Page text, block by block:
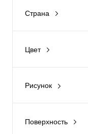
Страна
Цвет
Белый
Рисунок
Под камень
Поверхность